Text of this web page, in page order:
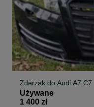
Zderzak do Audi
Używane
1 400 zł